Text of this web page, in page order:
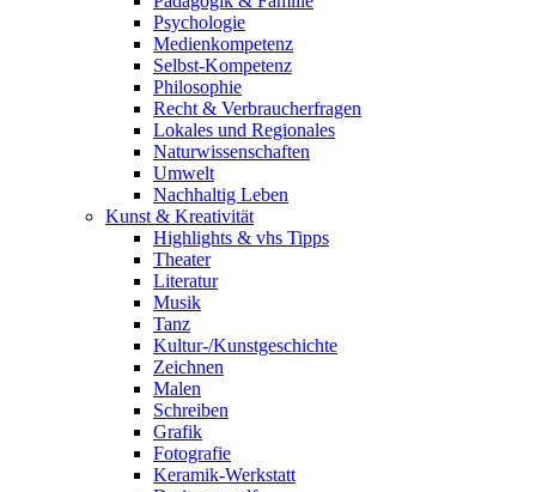
Psychologie
Medienkompetenz
Selbst-Kompetenz
Philosophie
Recht & Verbraucherfragen
Lokales und Regionales
Naturwissenschaften
Umwelt
Nachhaltig Leben
Kunst & Kreativität
Highlights & vhs Tipps
Theater
Literatur
Musik
Tanz
Kultur-/Kunstgeschichte
Zeichnen
Malen
Schreiben
Grafik
Fotografie
Keramik-Werkstatt